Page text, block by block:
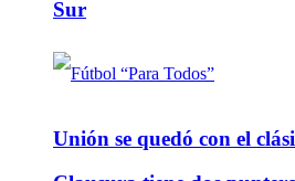
Sur
Unión se quedó con el